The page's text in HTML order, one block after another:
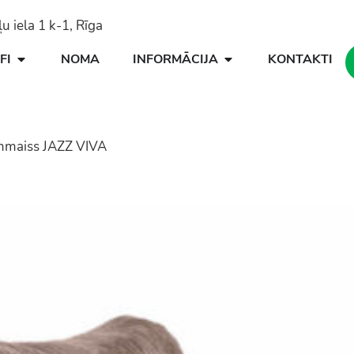
iela 1 k-1, Rīga
NOMA INFORMĀCIJA KONTAKTI
JAZZ VIVA